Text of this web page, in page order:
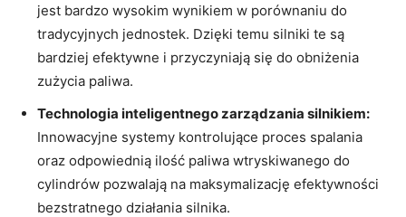
jest ‍bardzo wysokim ⁤wynikiem​ w ⁣porównaniu do
tradycyjnych ‍jednostek.‌ Dzięki temu silniki te​ są
bardziej efektywne i przyczyniają się do obniżenia
zużycia​ paliwa.
Technologia inteligentnego zarządzania ⁢silnikiem:
Innowacyjne systemy kontrolujące‍ proces‍ spalania
oraz odpowiednią ‍ilość paliwa wtryskiwanego ⁤do‌
cylindrów pozwalają ​na maksymalizację efektywności
bezstratnego działania silnika.